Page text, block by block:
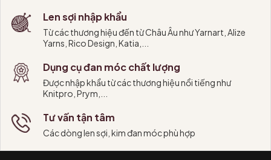
Len sợi nhập khẩu
Từ các thương hiệu đến từ Châu Âu như Yarnart, Alize
Yarns, Rico Design, Katia,...
Dụng cụ đan móc chất lượng
Được nhập khẩu từ các thương hiệu nổi tiếng như
Knitpro, Prym,...
Tư vấn tận tâm
Các dòng len sợi, kim đan móc phù hợp